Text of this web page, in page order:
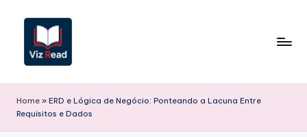
content
iz
R
Home » ERD e Lógica de Negócio: Ponteando a Lacuna Entre
Requisitos e Dados